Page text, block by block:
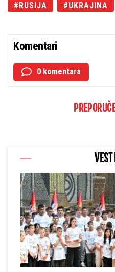
RUSIJA UKRAJINA
Komentari
0 komentara